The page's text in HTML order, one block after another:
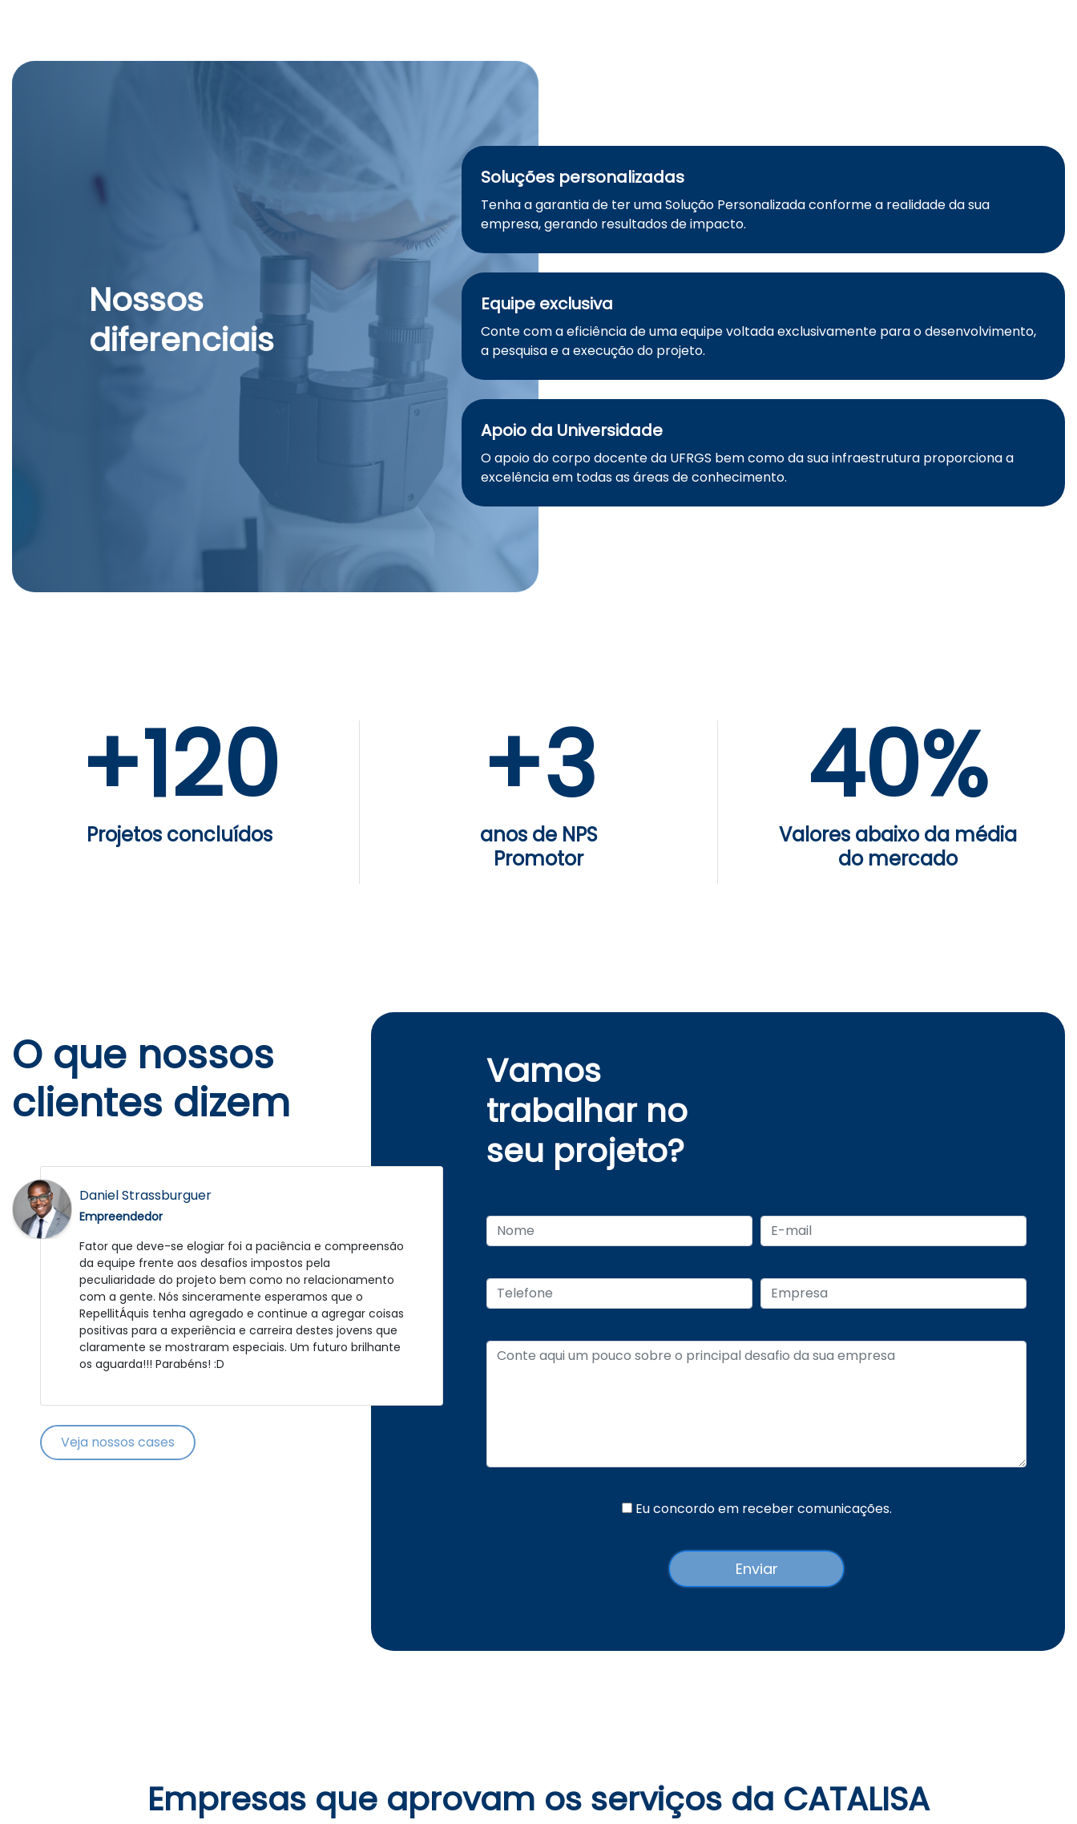
Nossos
diferenciais
Soluções personalizadas
Tenha a garantia de ter uma Solução Personalizada conforme a realidade da sua
empresa, gerando resultados de impacto.
Equipe exclusiva
Conte com a eficiência de uma equipe voltada exclusivamente para o desenvolvimento,
a pesquisa e a execução do projeto.
Apoio da Universidade
O apoio do corpo docente da UFRGS bem como da sua infraestrutura proporciona a
excelência em todas as áreas de conhecimento.
+120
Projetos concluídos
+3
anos de NPS
Promotor
40%
Valores abaixo da média
do mercado
O que nossos
clientes dizem
José Duarte
Empreendedor
Fui muito bem atendido. A Catalisa é uma grande
empresa e bem administrada. Agora depende de mim,
para colocar em prática o projeto. Obrigado.
Daniel Strassburguer
Empreendedor
Fator que deve-se elogiar foi a paciência e compreensão
da equipe frente aos desafios impostos pela
peculiaridade do projeto bem como no relacionamento
com a gente. Nós sinceramente esperamos que o
RepellitÁquis tenha agregado e continue a agregar coisas
positivas para a experiência e carreira destes jovens que
claramente se mostraram especiais. Um futuro brilhante
os aguarda!!! Parabéns! :D
Veja nossos cases
Vamos
trabalhar no
seu projeto?
Eu concordo em receber comunicações.
Empresas que aprovam os serviços da CATALISA